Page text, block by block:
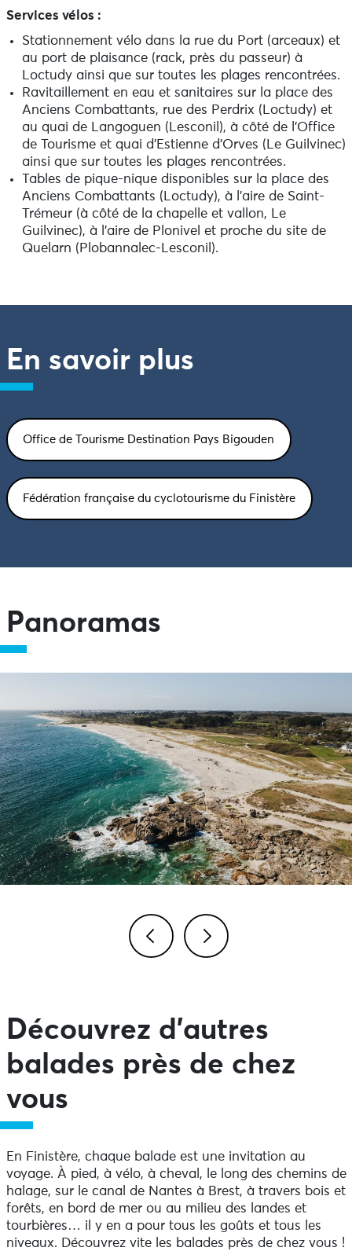
Services vélos :
Stationnement vélo dans la rue du Port (arceaux) et
au port de plaisance (rack, près du passeur) à
Loctudy ainsi que sur toutes les plages rencontrées.
Ravitaillement en eau et sanitaires sur la place des
Anciens Combattants, rue des Perdrix (Loctudy) et
au quai de Langoguen (Lesconil), à côté de l’Office
de Tourisme et quai d’Estienne d’Orves (Le Guilvinec)
ainsi que sur toutes les plages rencontrées.
Tables de pique-nique disponibles sur la place des
Anciens Combattants (Loctudy), à l’aire de Saint-
Trémeur (à côté de la chapelle et vallon, Le
Guilvinec), à l’aire de Plonivel et proche du site de
Quelarn (Plobannalec-Lesconil).
En savoir plus
Office de Tourisme Destination Pays Bigouden
Fédération française du cyclotourisme du Finistère
Panoramas
Découvrez d’autres
balades près de chez
vous
En Finistère, chaque balade est une invitation au
voyage. À pied, à vélo, à cheval, le long des chemins de
halage, sur le canal de Nantes à Brest, à travers bois et
forêts, en bord de mer ou au milieu des landes et
tourbières… il y en a pour tous les goûts et tous les
niveaux. Découvrez vite les balades près de chez vous !